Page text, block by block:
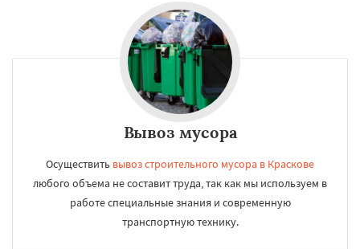
Лесной Городок
Лопатино
Малаховка
Менделеевск
Нахабино
Октябрьский
Решетниково
Родники
Северный Софрино
Томилино
Фосфоритный
Фряново Хорлово
Черкизово Черусти Шаховская
Вывоз мусора
Осуществить вывоз строительного мусора в Краскове
любого объема не составит труда, так как мы используем в
работе специальные знания и современную
транспортную технику.
Даю согласие на обработку персональных данных